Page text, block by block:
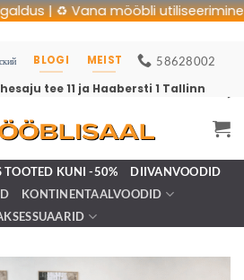
BLOGI MEIST 58628002
tee 11 ja Haabersti 1 Tallinn
TOOTED KUNI -50%
DIIVANVOODID
KONTINENTAALVOODID